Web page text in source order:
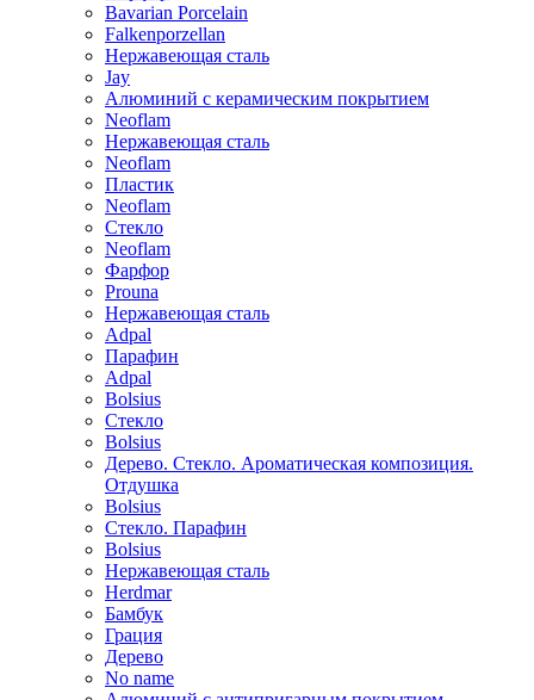
Bavarian Porcelain
Falkenporzellan
Нержавеющая сталь
Jay
Алюминий с керамическим покрытием
Neoflam
Нержавеющая сталь
Neoflam
Пластик
Neoflam
Стекло
Neoflam
Фарфор
Prouna
Нержавеющая сталь
Adpal
Парафин
Adpal
Bolsius
Стекло
Bolsius
Дерево. Стекло. Ароматическая композиция.
Отдушка
Bolsius
Стекло. Парафин
Bolsius
Нержавеющая сталь
Herdmar
Бамбук
Грация
Дерево
No name